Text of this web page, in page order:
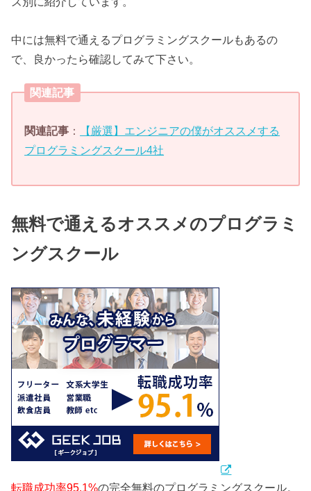
中には無料で通えるプログラミングスクールもあるの
で、良かったら確認してみて下さい。
関連記事
関連記事 ：
【厳選】エンジニアの僕がオススメする
プログラミングスクール4社
無料で通えるオススメのプログラミ
ングスクール
転職成功率95.1%の完全無料のプログラミングスクール。